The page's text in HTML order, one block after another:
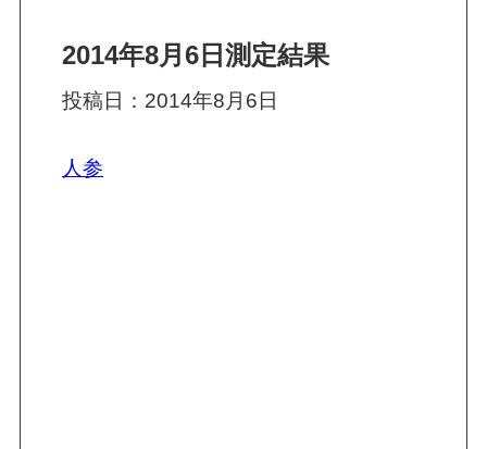
2014年8月6日測定結果
投稿日：2014年8月6日
人参